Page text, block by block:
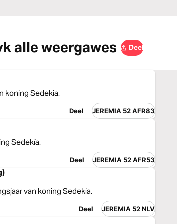
alle weergawes
Deel
koning Sedekia.
Deel JEREMIA 52 AFR83
Sedekía.
Deel JEREMIA 52 AFR53
van koning Sedekia.
Deel JEREMIA 52 NLV